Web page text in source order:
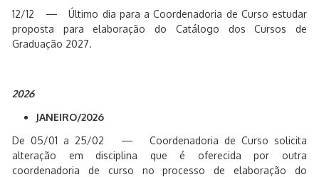
12/12 — Último dia para a Coordenadoria de Curso estudar
proposta para elaboração do Catálogo dos Cursos de
Graduação 2027.
2026
JANEIRO/2026
De 05/01 a 25/02 — Coordenadoria de Curso solicita
alteração em disciplina que é oferecida por outra
coordenadoria de curso no processo de elaboração do